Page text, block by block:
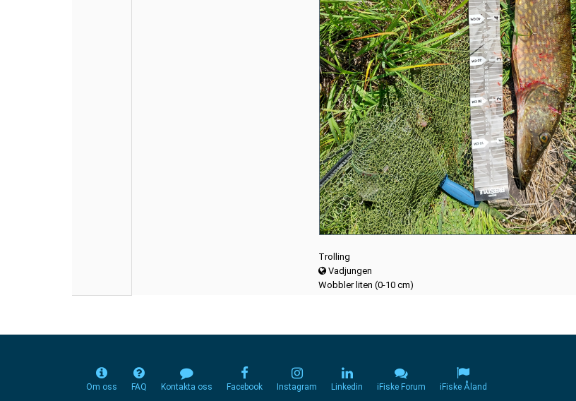
Trolling
Vadjungen
Wobbler liten (0-10 cm)
Om oss FAQ Kontakta oss Facebook Instagram Linkedin iFiske Forum iFiske Åland